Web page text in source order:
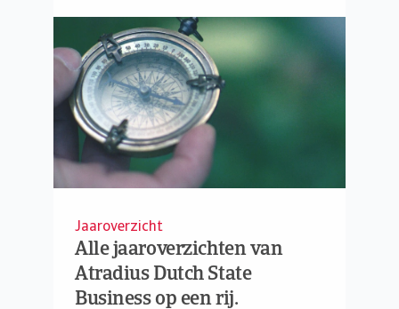
Jaaroverzicht
Alle jaaroverzichten van
Atradius Dutch State
Business op een rij.